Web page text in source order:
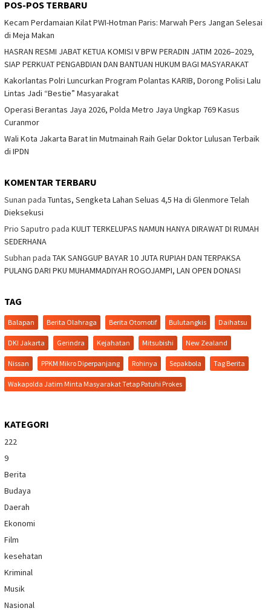
POS-POS TERBARU
Kecam Perdamaian Kilat PWI-Hotman Paris: Marwah Pers Jangan Selesai
di Meja Makan
HASRAN RESMI JABAT KETUA KOMISI V BPW PERADIN JATIM 2026–2029,
SIAP PERKUAT PENGABDIAN DAN BANTUAN HUKUM BAGI MASYARAKAT
Kakorlantas Polri Luncurkan Program Polantas KARIB, Dorong Polisi Lalu
Lintas Jadi “Bestie” Masyarakat
Operasi Berantas Jaya 2026, Polda Metro Jaya Ungkap 769 Kasus
Curanmor
Wali Kota Jakarta Barat Iin Mutmainah Raih Gelar Doktor Lulusan Terbaik
di IPDN
KOMENTAR TERBARU
Sunan pada Tuntas, Sengketa Lahan Seluas 4,5 Ha di Glenmore Telah
Dieksekusi
Prio Saputro pada KULIT TERKELUPAS NAMUN HANYA DIRAWAT DI RUMAH
SEDERHANA
Subhan pada TAK SANGGUP BAYAR 10 JUTA RUPIAH DAN TERPAKSA
PULANG DARI PKU MUHAMMADIYAH ROGOJAMPI, LAN OPEN DONASI
TAG
Balapan Berita Olahraga Berita Otomotif Bulutangkis Daihatsu
DKI Jakarta Gerindra Kejahatan Mitsubishi New Zealand
Nissan PPKM Mikro Diperpanjang Rohinya Sepakbola Tag Berita
Wakapolda Jatim Minta Masyarakat Tetap Patuhi Prokes
KATEGORI
222
9
Berita
Budaya
Daerah
Ekonomi
Film
kesehatan
Kriminal
Musik
Nasional